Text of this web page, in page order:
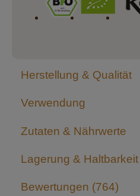
Herstellung & Qualität
Verwendung
Zutaten & Nährwerte
Lagerung & Haltbarkeit
Bewertungen 764